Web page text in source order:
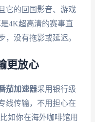
它的回国影音、游戏
4K超高清的赛事直
，没有拖影或延迟。
更放心
茄加速器采用银行级
线传输，不用担心在
如你在海外咖啡馆用